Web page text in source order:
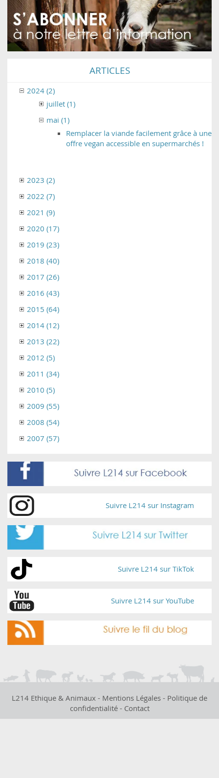
ARTICLES
2024 (2)
juillet (1)
mai (1)
Remplacer la viande facilement grâce à une
offre vegan accessible en supermarchés !
2023 (2)
2022 (7)
2021 (9)
2020 (17)
2019 (23)
2018 (40)
2017 (26)
2016 (43)
2015 (64)
2014 (12)
2013 (22)
2012 (5)
2011 (34)
2010 (5)
2009 (55)
2008 (54)
2007 (57)
Suivre L214 sur Instagram
Suivre L214 sur TikTok
Suivre L214 sur YouTube
L214 Ethique & Animaux - Mentions Légales - Politique de
confidentialité- Contact